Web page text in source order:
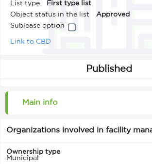
List type
First type list
Object status in the list
Approved
Sublease option
Link to CBD
Published
Main info
Organizations involved in facility
Ownership type
Municipal